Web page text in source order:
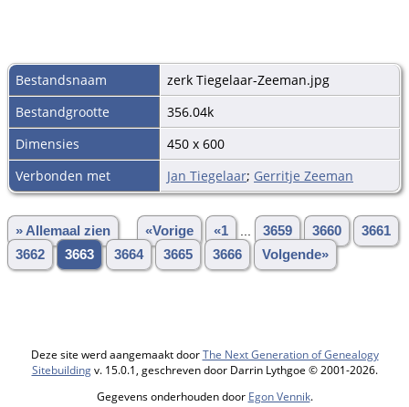
Bestandsnaam
zerk Tiegelaar-Zeeman.jpg
Bestandgrootte
356.04k
Dimensies
450 x 600
Verbonden met
Jan Tiegelaar; Gerritje Zeeman
» Allemaal zien «Vorige «1 3659 3660
3661
3662
3663 3664 3665 3666 Volgende»
Deze site werd aangemaakt doorThe Next Generation of Genealogy
Sitebuildingv. 15.0.1, geschreven door Darrin Lythgoe © 2001-2026.
Gegevens onderhouden door Egon Vennik.